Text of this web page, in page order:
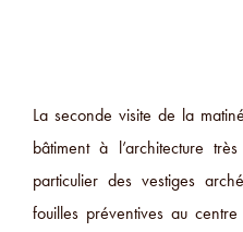
La seconde visite de la
bâtiment à l’architecture
particulier des vestiges
fouilles préventives au